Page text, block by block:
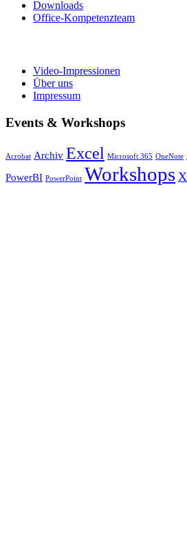
Downloads
Office-Kompetenzteam
Video-Impressionen
Über uns
Impressum
Events & Workshops
Acrobat Archiv Excel Microsoft 365 OneNote
PowerBI PowerPoint Workshops